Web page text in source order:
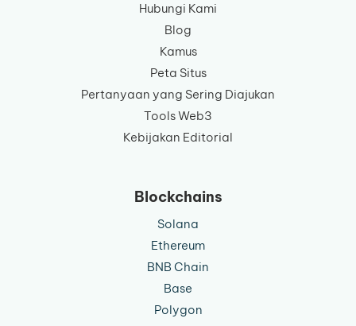
Hubungi Kami
Blog
Kamus
Peta Situs
Pertanyaan yang Sering Diajukan
Tools Web3
Kebijakan Editorial
Blockchains
Solana
Ethereum
BNB Chain
Base
Polygon